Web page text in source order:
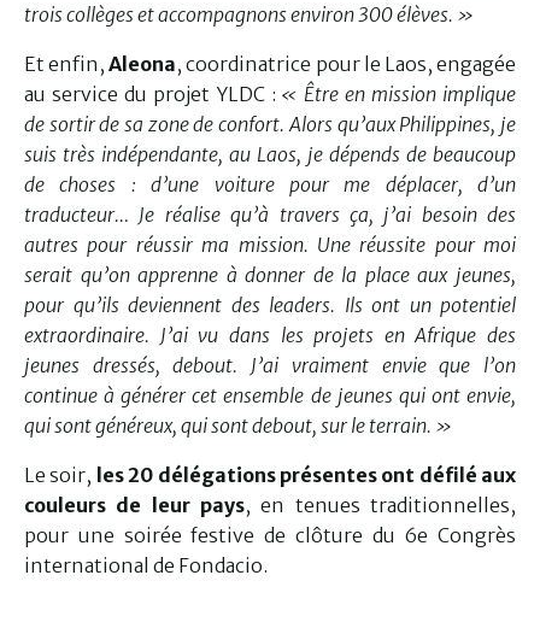
trois collèges et accompagnons environ 300 élèves. »
Et enfin,Aleona, coordinatrice pour le Laos, engagée
au service du projet YLDC : « Être en mission implique
de sortir de sa zone de confort. Alors qu’aux Philippines, je
suis très indépendante, au Laos, je dépends de beaucoup
de choses : d’une voiture pour me déplacer, d’un
traducteur… Je réalise qu’à travers ça, j’ai besoin des
autres pour réussir ma mission. Une réussite pour moi
serait qu’on apprenne à donner de la place aux jeunes,
pour qu’ils deviennent des leaders. Ils ont un potentiel
extraordinaire. J’ai vu dans les projets en Afrique des
jeunes dressés, debout. J’ai vraiment envie que l’on
continue à générer cet ensemble de jeunes qui ont envie,
qui sont généreux, qui sont debout, sur le terrain. »
Le soir, les 20 délégations présentes ont défilé aux
couleurs de leur pays, en tenues traditionnelles,
pour une soirée festive de clôture du 6e Congrès
international de Fondacio.